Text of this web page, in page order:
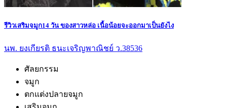
รีวิวเสริมจมูก14 วัน ของสาวหล่อ เนื้อน้อยจะออกมาเป็นยังไง
นพ. ยงเกียรติ ธนะเจริญพาณิชย์ ว.38536
ศัลยกรรม
จมูก
ตกแต่งปลายจมูก